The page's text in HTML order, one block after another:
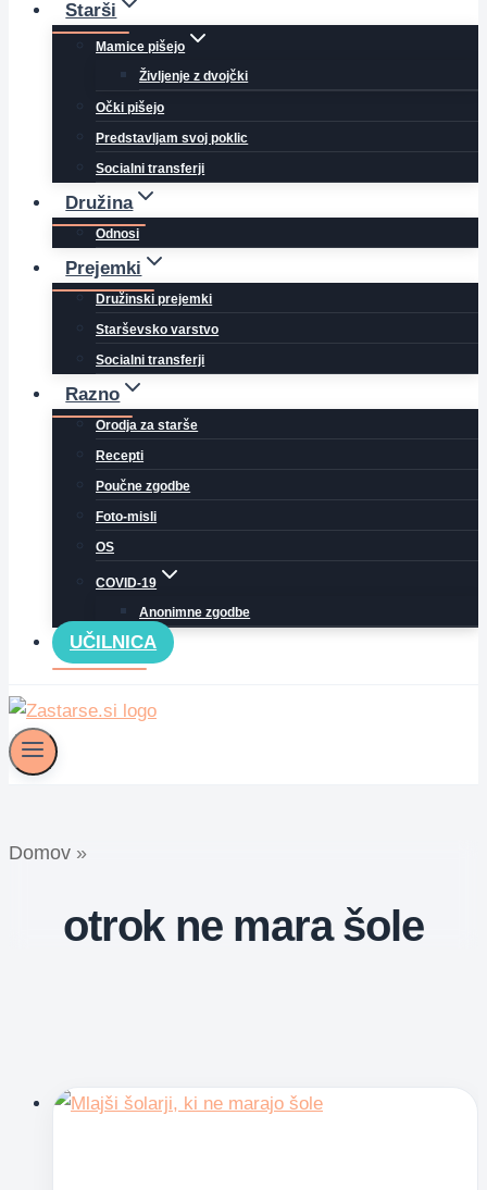
Starši
Mamice pišejo
Življenje z dvojčki
Očki pišejo
Predstavljam svoj poklic
Socialni transferji
Družina
Odnosi
Prejemki
Družinski prejemki
Starševsko varstvo
Socialni transferji
Razno
Orodja za starše
Recepti
Poučne zgodbe
Foto-misli
OS
COVID-19
Anonimne zgodbe
UČILNICA
Domov »
otrok ne mara šole